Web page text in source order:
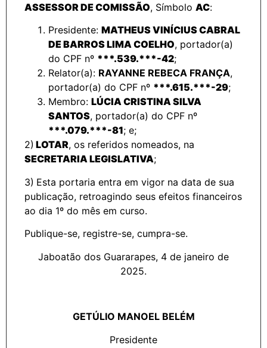
ASSESSOR DE COMISSÃO, Símbolo AC:
Presidente: MATHEUS VINÍCIUS CABRAL
DE BARROS LIMA COELHO, portador(a)
do CPF nº ***.539.***-42;
Relator(a): RAYANNE REBECA FRANÇA,
portador(a) do CPF nº ***.615.***-29;
Membro: LÚCIA CRISTINA SILVA
SANTOS, portador(a) do CPF nº
***.079.***-81; e;
2) LOTAR, os referidos nomeados, na
SECRETARIA LEGISLATIVA;
3) Esta portaria entra em vigor na data de sua
publicação, retroagindo seus efeitos financeiros
ao dia 1º do mês em curso.
Publique-se, registre-se, cumpra-se.
Jaboatão dos Guararapes, 4 de janeiro de
2025.
GETÚLIO MANOEL BELÉM
Presidente